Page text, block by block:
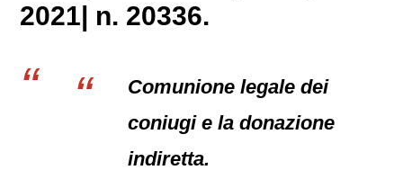
2021| n. 20336.
Comunione legale dei
coniugi e la donazione
indiretta.